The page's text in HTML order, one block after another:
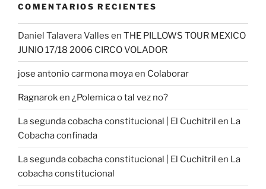
COMENTARIOS RECIENTES
Daniel Talavera Valles en THE PILLOWS TOUR MEXICO
JUNIO 17/18 2006 CIRCO VOLADOR
jose antonio carmona moyaen Colaborar
Ragnaroken ¿Polemica o tal vez no?
La segunda cobacha constitucional | El Cuchitril en La
Cobacha confinada
La segunda cobacha constitucional | El Cuchitril en La
cobacha constitucional